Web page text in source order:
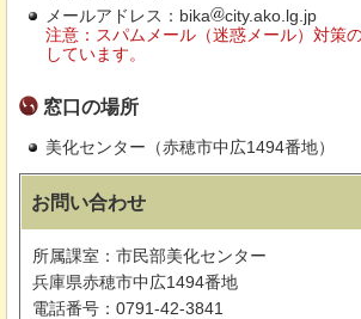
メールアドレス：bika
city.ako.lg.jp
注意：スパムメール（迷惑メール）対策
しています。
窓口の場所
美化センター（赤穂市中広1494番地）
お問い合わせ
所属課室：市民部美化センター
兵庫県赤穂市中広1494番地
電話番号：0791-42-3841